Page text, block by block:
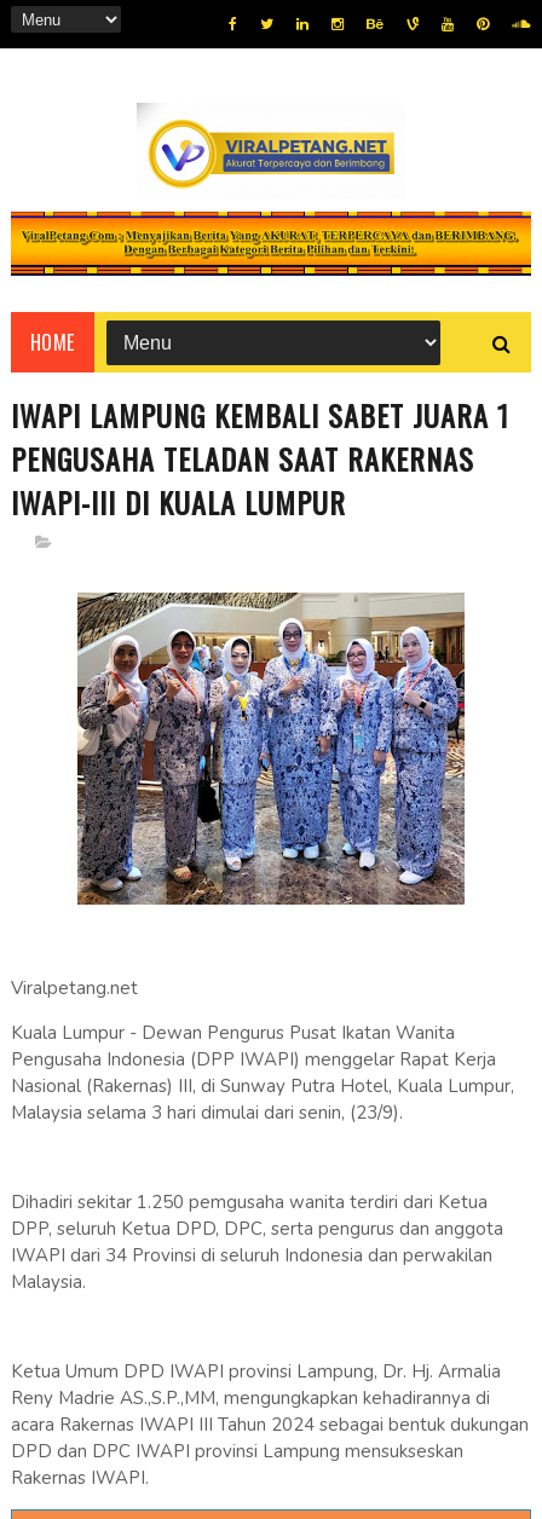
HOME
IWAPI LAMPUNG KEMBALI SABET JUARA 1
PENGUSAHA TELADAN SAAT RAKERNAS
IWAPI-III DI KUALA LUMPUR
Viralpetang.net
Kuala Lumpur - Dewan Pengurus Pusat Ikatan Wanita
Pengusaha Indonesia (DPP IWAPI) menggelar Rapat Kerja
Nasional (Rakernas) III, di Sunway Putra Hotel, Kuala Lumpur,
Malaysia selama 3 hari dimulai dari senin, (23/9).
Dihadiri sekitar 1.250 pemgusaha wanita terdiri dari Ketua
DPP, seluruh Ketua DPD, DPC, serta pengurus dan anggota
IWAPI dari 34 Provinsi di seluruh Indonesia dan perwakilan
Malaysia.
Ketua Umum DPD IWAPI provinsi Lampung, Dr. Hj. Armalia
Reny Madrie AS.,S.P.,MM, mengungkapkan kehadirannya di
acara Rakernas IWAPI III Tahun 2024 sebagai bentuk dukungan
DPD dan DPC IWAPI provinsi Lampung mensukseskan
Rakernas IWAPI.